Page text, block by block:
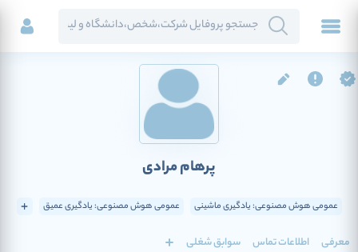
پرهام مرادی
عمومی هوش مصنوعی: یادگیری ماشینی عمومی هوش مصنوعی: یادگیری عمیق
معرفی اطلاعات تماس سوابق شغلی